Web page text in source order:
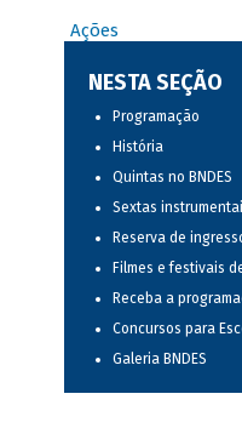
Ações
NESTA SEÇÃO
Programação
História
Quintas no BNDES
Sextas
Reserva de
Filmes e festivais
Receba a
Concursos para
Galeria BNDES